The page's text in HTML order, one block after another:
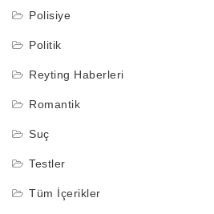
Polisiye
Politik
Reyting Haberleri
Romantik
Suç
Testler
Tüm İçerikler